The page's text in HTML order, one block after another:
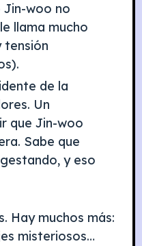
Jin-woo no
llama mucho
tensión
de la
Un
que Jin-woo
Sabe que
y eso
Hay muchos más:
misteriosos…